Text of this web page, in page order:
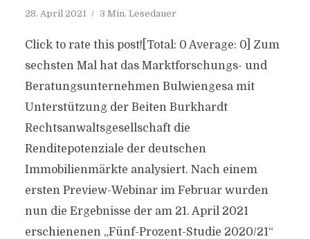
28. April 2021 3 Min. Lesedauer
Click to rate this post![Total: 0 Average: 0] Zum
sechsten Mal hat das Marktforschungs- und
Beratungsunternehmen Bulwiengesa mit
Unterstützung der Beiten Burkhardt
Rechtsanwaltsgesellschaft die
Renditepotenziale der deutschen
Immobilienmärkte analysiert. Nach einem
ersten Preview-Webinar im Februar wurden
nun die Ergebnisse der am 21. April 2021
erschienenen „Fünf-Prozent-Studie 2020/21“